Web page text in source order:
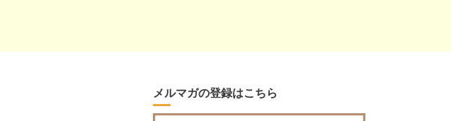
メルマガの登録はこちら